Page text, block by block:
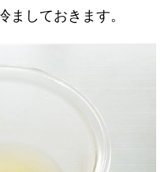
ましておきます。